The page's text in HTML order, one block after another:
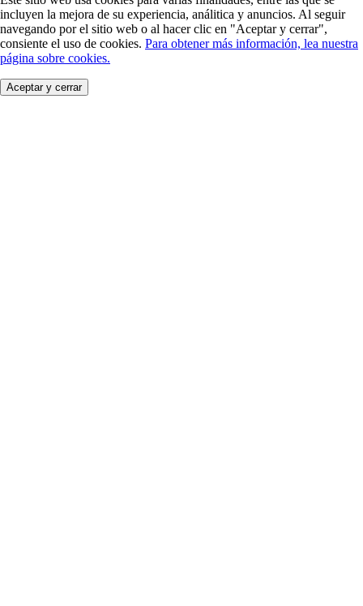
incluyen la mejora de su experiencia, análitica y anuncios. Al seguir
navegando por el sitio web o al hacer clic en "Aceptar y cerrar",
consiente el uso de cookies. Para obtener más información, lea nuestra
página sobre cookies.
Aceptar y cerrar